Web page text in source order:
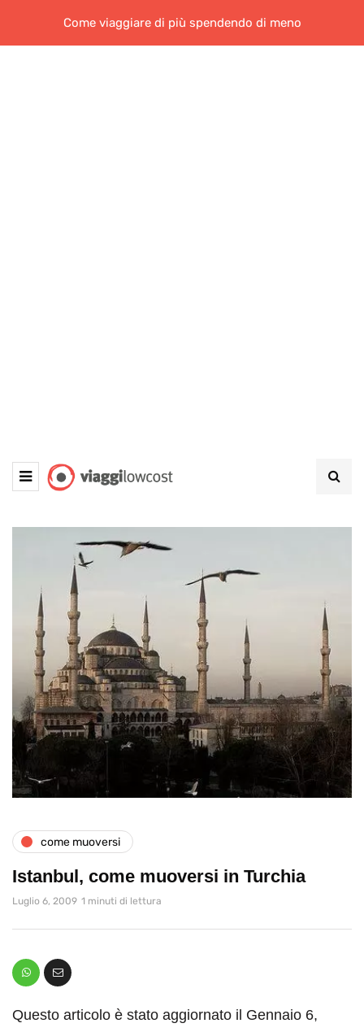
Come viaggiare di più spendendo di meno
come muoversi
Istanbul, come muoversi in Turchia
Luglio 6, 2009 1 minuti di lettura
Questo articolo è stato aggiornato il Gennaio 6,